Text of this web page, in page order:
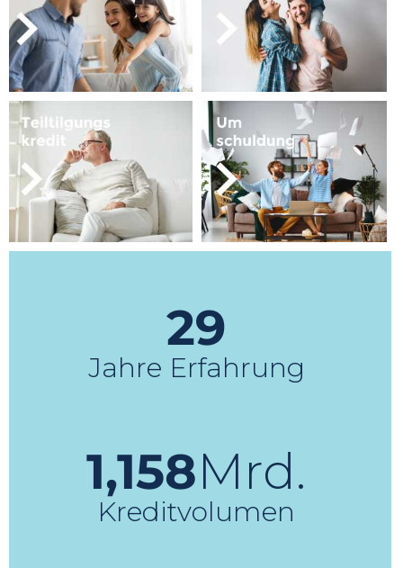
29
Jahre Erfahrung
1,161Mrd.
Kreditvolumen